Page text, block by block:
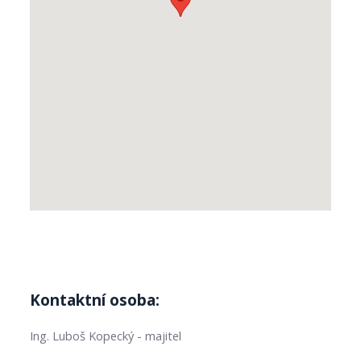
Kontaktní osoba:
Ing. Luboš Kopecký - majitel